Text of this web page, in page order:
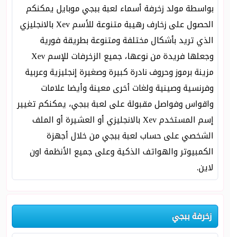
بواسطة مولد زخرفة أسماء لعبة ببجي موبايل يمكنكم
الحصول على زخارف رهيبة متنوعة للأسم Xev بالانجليزي
الذي تريد بأشكال مختلفة ومتنوعة بطريقة فورية
وجعلها فريدة من نوعها، جميع الزخرفات للإسم Xev
مزينة برموز وحروف نادرة كبيرة وصغيرة إنجليزية وعربية
وفرنسية وصينية ولغات أخرى معينة وأيضا علامات
واقواس وفواصل مقبولة على لعبة ببجي، يمكنكم تغيير
إسم المستخدم Xev بالانجليزي أو العشيرة أو الملف
الشخصي على حساب لعبة ببجي من خلال أجهزة
الكمبيوتر والهواتف الذكية وعلى جميع الأنظمة اون
لاين.
زخرفة ببجي